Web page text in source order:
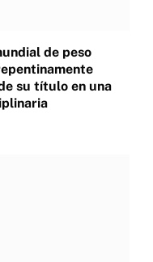
de peso
su título en una